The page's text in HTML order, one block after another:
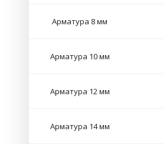
Арматура 8 мм
Арматура 10 мм
Арматура 12 мм
Арматура 14 мм